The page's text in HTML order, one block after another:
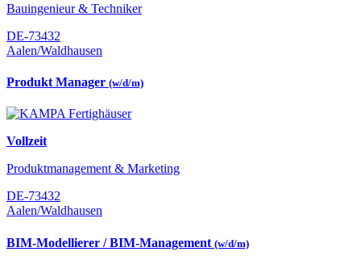
Bauingenieur & Techniker
DE-73432
Aalen/Waldhausen
Produkt Manager (w/d/m)
Vollzeit
Produktmanagement & Marketing
DE-73432
Aalen/Waldhausen
BIM-Modellierer / BIM-Management (w/d/m)